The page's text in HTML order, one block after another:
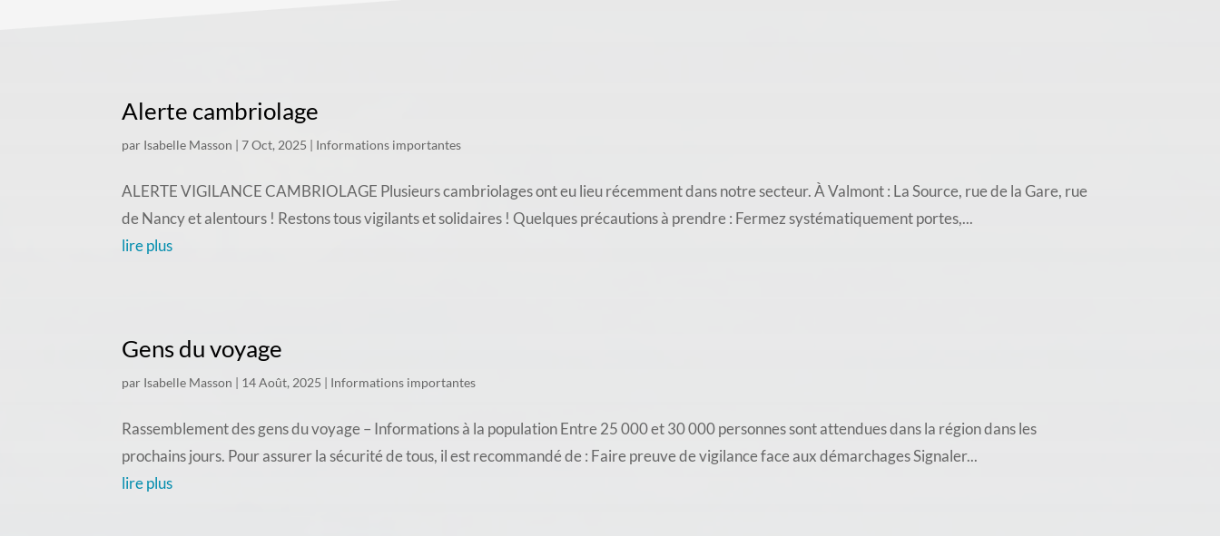
Alerte cambriolage
par Isabelle Masson |7 Oct, 2025 | Informations importantes
ALERTE VIGILANCE CAMBRIOLAGE Plusieurs cambriolages ont eu lieu récemment dans notre secteur. À Valmont : La Source, rue de la Gare, rue
de Nancy et alentours ! Restons tous vigilants et solidaires ! Quelques précautions à prendre : Fermez systématiquement portes,...
lire plus
Gens du voyage
par Isabelle Masson | 14 Août, 2025 | Informations importantes
Rassemblement des gens du voyage – Informations à la population Entre 25 000 et 30 000 personnes sont attendues dans la région dans les
prochains jours. Pour assurer la sécurité de tous, il est recommandé de : Faire preuve de vigilance face aux démarchages Signaler...
lire plus